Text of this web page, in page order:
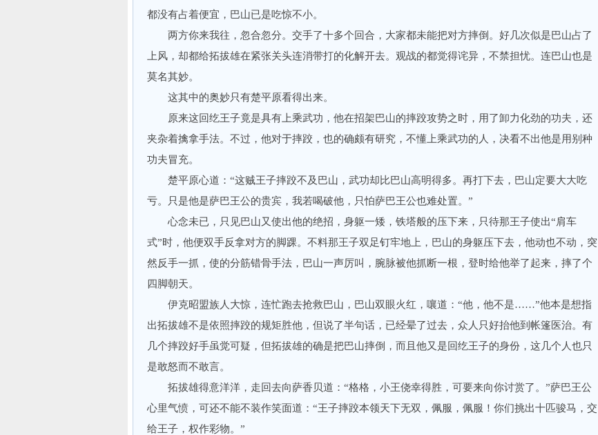
都没有占着便宜，巴山已是吃惊不小。
两方你来我往，忽合忽分。交手了十多个回合，大家都未能把对方摔倒。好几次似是巴山占了
上风，却都给拓拔雄在紧张关头连消带打的化解开去。观战的都觉得诧异，不禁担忧。连巴山也是
莫名其妙。
这其中的奥妙只有楚平原看得出来。
原来这回纥王子竟是具有上乘武功，他在招架巴山的摔跤攻势之时，用了卸力化劲的功夫，还
夹杂着擒拿手法。不过，他对于摔跤，也的确颇有研究，不懂上乘武功的人，决看不出他是用别种
功夫冒充。
楚平原心道：“这贼王子摔跤不及巴山，武功却比巴山高明得多。再打下去，巴山定要大大吃
亏。只是他是萨巴王公的贵宾，我若喝破他，只怕萨巴王公也难处置。”
心念未已，只见巴山又使出他的绝招，身躯一矮，铁塔般的压下来，只待那王子使出“肩车
式”时，他便双手反拿对方的脚踝。不料那王子双足钉牢地上，巴山的身躯压下去，他动也不动，突
然反手一抓，使的分筋错骨手法，巴山一声厉叫，腕脉被他抓断一根，登时给他举了起来，摔了个
四脚朝天。
伊克昭盟族人大惊，连忙跑去抢救巴山，巴山双眼火红，嚷道：“他，他不是……”他本是想指
出拓拔雄不是依照摔跤的规矩胜他，但说了半句话，已经晕了过去，众人只好抬他到帐篷医治。有
几个摔跤好手虽觉可疑，但拓拔雄的确是把巴山摔倒，而且他又是回纥王子的身份，这几个人也只
是敢怒而不敢言。
拓拔雄得意洋洋，走回去向萨香贝道：“格格，小王侥幸得胜，可要来向你讨赏了。”萨巴王公
心里气愤，可还不能不装作笑面道：“王子摔跤本领天下无双，佩服，佩服！你们挑出十匹骏马，交
给王子，权作彩物。”